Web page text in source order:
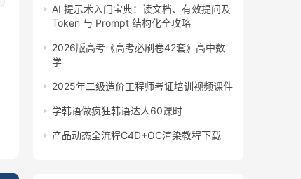
AI 提示术入门宝典：读文档、有效提问及
Token 与 Prompt 结构化全攻略
2026版高考《高考必刷卷42套》高中数
学
2025年二级造价工程师考证培训视频课件
学韩语做疯狂韩语达人60课时
产品动态全流程C4D+OC渲染教程下载